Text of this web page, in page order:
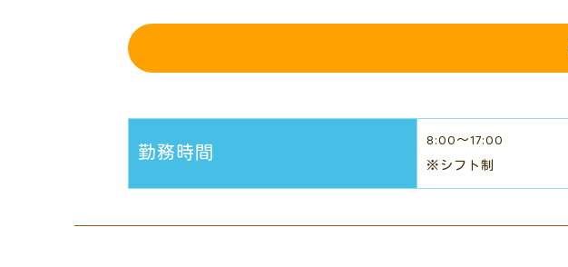
勤務時間
8:00～17:00
※シフト制